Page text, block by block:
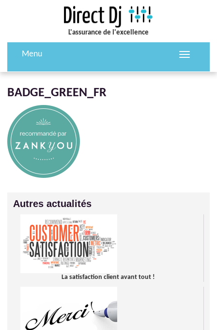
L'assurance de l'excellence
Toggle
Menu
BADGE_GREEN_FR
Autres actualités
La satisfaction client avant tout !